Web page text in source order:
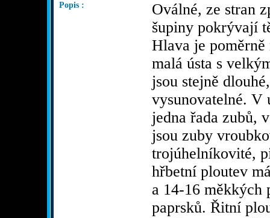
Popis :
Oválné, ze stran
šupiny pokrývají
Hlava je
malá ústa s
jsou stejně
vysunovatelné. V
jedna řada zubů,
jsou zuby
trojúhelníkovité,
hřbetní ploutev
a 14-16 měkkých
paprsků. Řitní